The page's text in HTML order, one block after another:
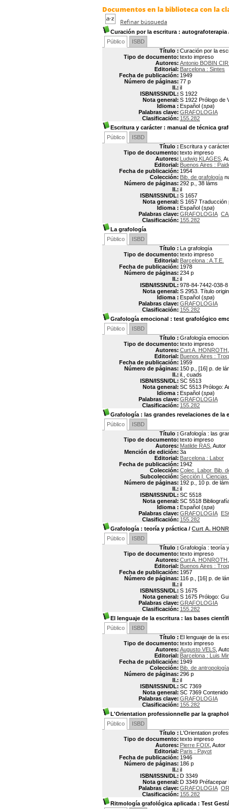
Documentos en la biblioteca con la
Refinar búsqueda
Curación por la escritura : autografoterapia
Público
ISBD
Título : Curación por la
Tipo de documento: texto impreso
Autores: Antonio BOBIN
Editorial: Barcelona : Sintes
Fecha de publicación: 1949
Número de páginas: 77 p
Il.: il
ISBN/ISSN/DL: S 1922
Nota general: S 1922 Prólogo de
Idioma : Español (spa)
Palabras clave: GRAFOLOGIA
Clasificación: 155.282
Escritura y carácter: manual de técnica
Público
ISBD
Título : Escritura y
Tipo de documento: texto impreso
Autores: Ludwig KLAGES ,
Editorial: Buenos Aires :
Fecha de publicación: 1954
Colección: Bib. de grafología
Número de páginas: 292 p., 38 láms
Il.: il
ISBN/ISSN/DL: S 1657
Nota general: S 1657 Traducción
Idioma : Español (spa)
Palabras clave: GRAFOLOGIA
Clasificación: 155.282
La grafología
Público
ISBD
Título : La grafología
Tipo de documento: texto impreso
Editorial: Barcelona : A.T.E.
Fecha de publicación: 1978
Número de páginas: 234 p
Il.: il
ISBN/ISSN/DL: 978-84-7442-038-8
Nota general: S 2953. Título
Idioma : Español (spa)
Palabras clave: GRAFOLOGIA
Clasificación: 155.282
Grafología emocional : test grafológico
Público
ISBD
Título : Grafología
Tipo de documento: texto impreso
Autores: Curt A. HONROTH
Editorial: Buenos Aires :
Fecha de publicación: 1959
Número de páginas: 150 p., [16] p. de
Il.: il., cuads
ISBN/ISSN/DL: SC 5513
Nota general: SC 5513 Prólogo:
Idioma : Español (spa)
Palabras clave: GRAFOLOGIA
Clasificación: 155.282
Grafología : las grandes revelaciones de la
Público
ISBD
Título : Grafología : las
Tipo de documento: texto impreso
Autores: Matilde RAS , Autor
Mención de edición: 3a
Editorial: Barcelona : Labor
Fecha de publicación: 1942
Colección: Colec. Labor. Bib.
Subcolección: Sección I. Ciencias
Número de páginas: 192 p., 10 p. de
Il.: il
ISBN/ISSN/DL: SC 5518
Nota general: SC 5518
Idioma : Español (spa)
Palabras clave: GRAFOLOGIA
Clasificación: 155.282
Grafología : teoría y práctica / Curt A.
Público
ISBD
Título : Grafología : teoría
Tipo de documento: texto impreso
Autores: Curt A. HONROTH
Editorial: Buenos Aires :
Fecha de publicación: 1957
Número de páginas: 116 p., [16] p. de
Il.: il
ISBN/ISSN/DL: S 1675
Nota general: S 1675 Prólogo:
Palabras clave: GRAFOLOGIA
Clasificación: 155.282
El lenguaje de la escritura : las bases
Público
ISBD
Título : El lenguaje de la
Tipo de documento: texto impreso
Autores: Augusto VELS ,
Editorial: Barcelona : Luis
Fecha de publicación: 1949
Colección: Bib. de
Número de páginas: 296 p
Il.: il
ISBN/ISSN/DL: SC 7369
Nota general: SC 7369
Palabras clave: GRAFOLOGIA
Clasificación: 155.282
L'Orientation professionnelle par la
Público
ISBD
Título : L'Orientation
Tipo de documento: texto impreso
Autores: Pierre FOIX , Autor
Editorial: Paris : Payot
Fecha de publicación: 1946
Número de páginas: 186 p
Il.: il
ISBN/ISSN/DL: D 3349
Nota general: D 3349 Préfacepar
Palabras clave: GRAFOLOGIA
Clasificación: 155.282
Ritmología grafológica aplicada : Test